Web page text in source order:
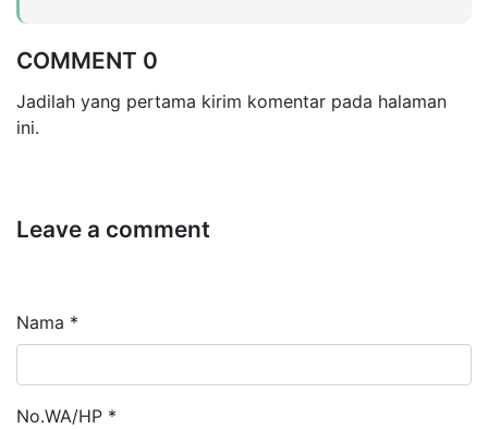
COMMENT 0
Jadilah yang pertama kirim komentar pada halaman
ini.
Leave a comment
Nama *
No.WA/HP *